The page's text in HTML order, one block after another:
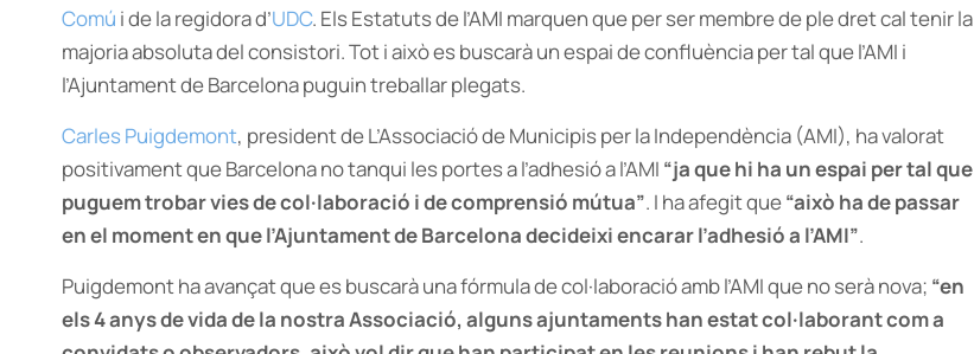
Comú i de la regidora d’UDC. Els Estatuts de l’AMI marquen que per ser membre de ple dret cal tenir la
majoria absoluta del consistori. Tot i això es buscarà un espai de confluència per tal que l’AMI i
l’Ajuntament de Barcelona puguin treballar plegats.
Carles Puigdemont, president de L’Associació de Municipis per la Independència (AMI), ha valorat
positivament que Barcelona no tanqui les portes a l’adhesió a l’AMI “ja que hi ha un espai per tal que
puguem trobar vies de col·laboració i de comprensió mútua”. I ha afegit que“això ha de passar
en el moment en que l’Ajuntament de Barcelona decideixi encarar l’adhesió a l’AMI”.
Puigdemont ha avançat que es buscarà una fórmula de col·laboració amb l’AMI que no serà nova; “en
els 4 anys de vida de la nostra Associació, alguns ajuntaments han estat col·laborant com a